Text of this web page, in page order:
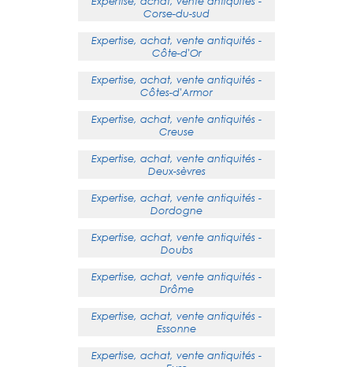
Corse-du-sud
Expertise, achat, vente antiquités -
Côte-d'Or
Expertise, achat, vente antiquités -
Côtes-d'Armor
Expertise, achat, vente antiquités -
Creuse
Expertise, achat, vente antiquités -
Deux-sèvres
Expertise, achat, vente antiquités -
Dordogne
Expertise, achat, vente antiquités -
Doubs
Expertise, achat, vente antiquités -
Drôme
Expertise, achat, vente antiquités -
Essonne
Expertise, achat, vente antiquités -